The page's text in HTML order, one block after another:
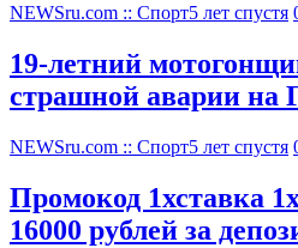
NEWSru.com :: Спорт5 лет спустя
19-летний
страшной аварии на
NEWSru.com :: Спорт5 лет спустя
Промокод 1хставка
16000 рублей за